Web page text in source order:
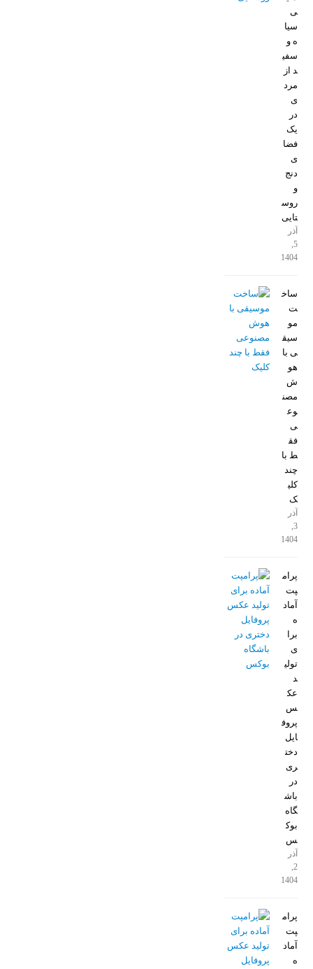
ی
سیا
ه و
سفی
د از
مرد
ی
در
یک
فضا
ی
دنج
و
روس
تایی
آذر
5,
1404
ساخ
ت
مو
سیق
ی با
هو
ش
مصن
وع
ی
فق
ط با
چند
کلی
ک
آذر
3,
1404
پرام
پت
آماد
ه
برا
ی
تولی
د
عک
س
پروف
ایل
دخت
ری
در
باش
گاه
بوک
س
آذر
2,
1404
پرام
پت
آماد
ه